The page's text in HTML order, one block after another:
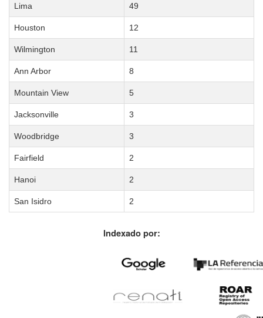
Lima 49
Houston 12
Wilmington 11
Ann Arbor 8
Mountain View 5
Jacksonville 3
Woodbridge 3
Fairfield 2
Hanoi 2
San Isidro 2
Indexado por: